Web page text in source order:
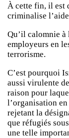
À cette fin, il est
criminalise
Qu’il calomnie à
employeurs en
terrorisme.
C’est pourquoi
aussi virulente
raison pour
l’organisation
rejetant la
que réfugiés
une telle